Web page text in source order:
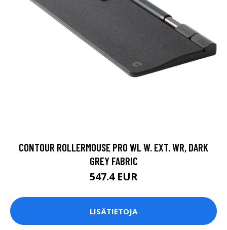
CONTOUR ROLLERMOUSE PRO WL W. EXT. WR, DARK
GREY FABRIC
547.4 EUR
LISÄTIETOJA